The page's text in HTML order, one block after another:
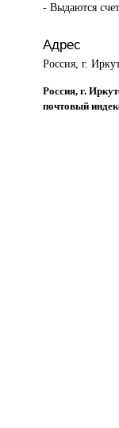
- Выдаются
Адрес
Россия, г.
Россия, г.
почтовый